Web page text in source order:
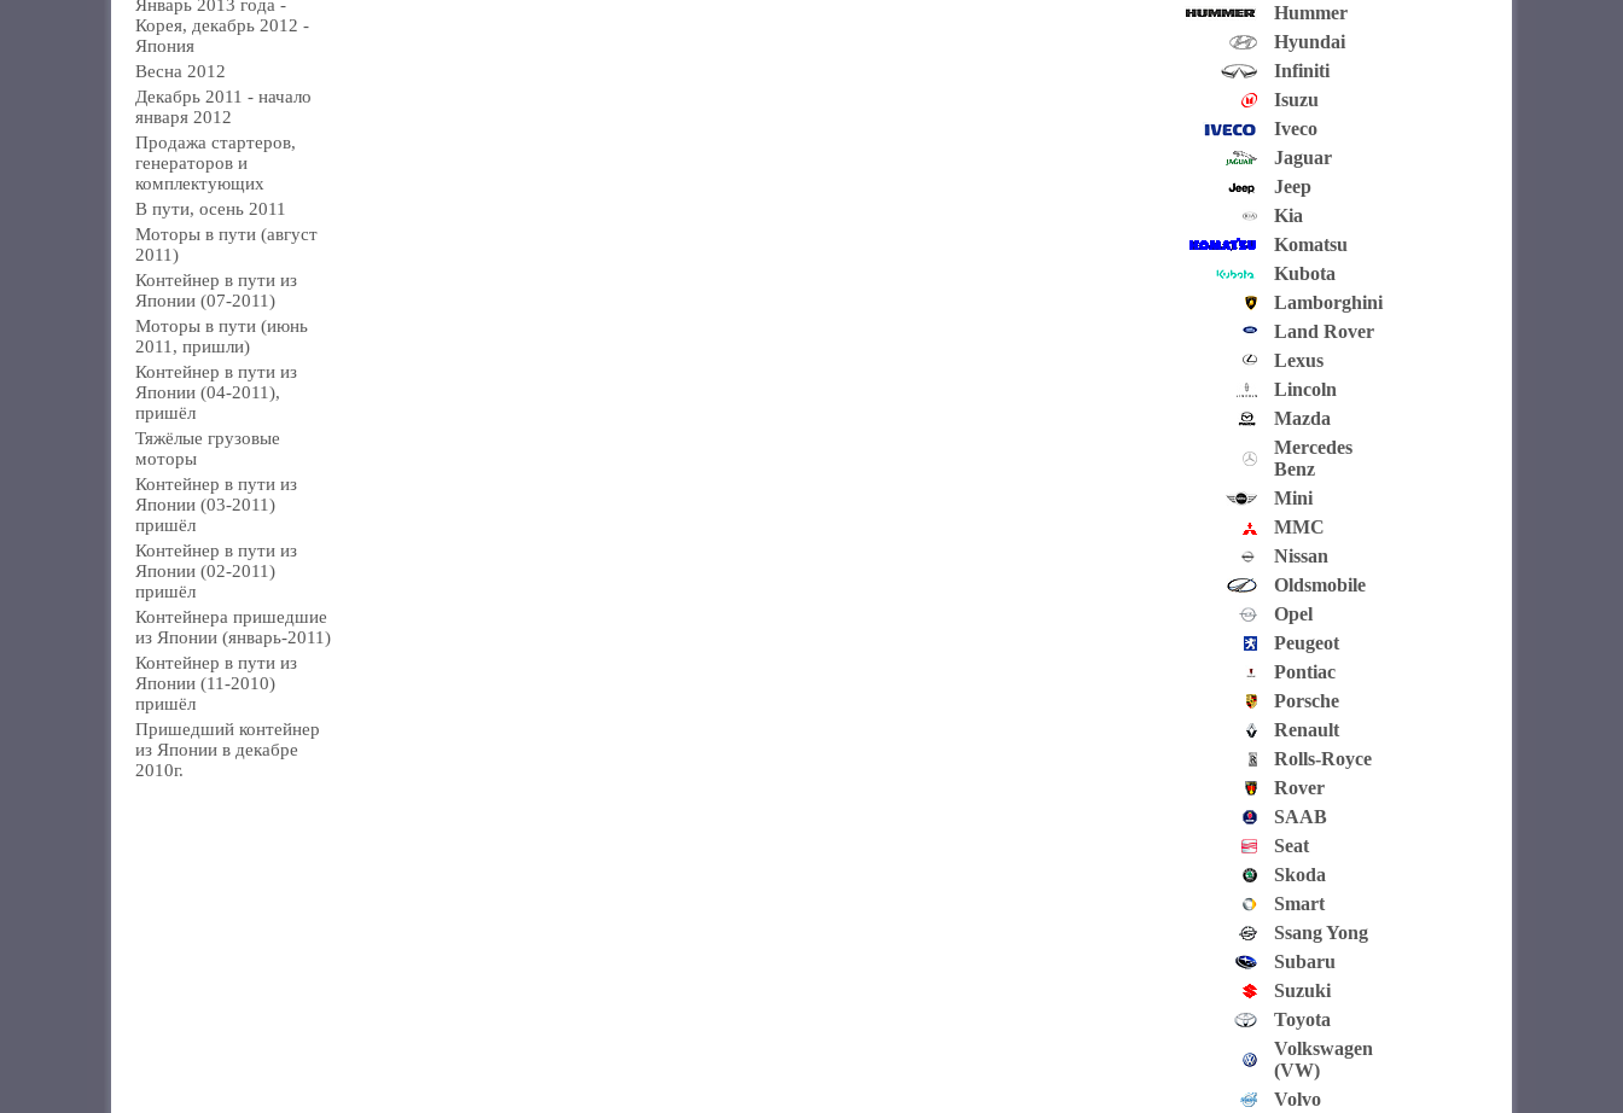
Январь 2013 года -
Корея, декабрь 2012 -
Япония
Весна 2012
Декабрь 2011 - начало
января 2012
Продажа стартеров,
генераторов и
комплектующих
В пути, осень 2011
Моторы в пути (август
2011)
Контейнер в пути из
Японии (07-2011)
Моторы в пути (июнь
2011, пришли)
Контейнер в пути из
Японии (04-2011),
пришёл
Тяжёлые грузовые
моторы
Контейнер в пути из
Японии (03-2011)
пришёл
Контейнер в пути из
Японии (02-2011)
пришёл
Контейнера пришедшие
из Японии (январь-2011)
Контейнер в пути из
Японии (11-2010)
пришёл
Пришедший контейнер
из Японии в декабре
2010г.
Hummer
Hyundai
Infiniti
Isuzu
Iveco
Jaguar
Jeep
Kia
Komatsu
Kubota
Lamborghini
Land Rover
Lexus
Lincoln
Mazda
Mercedes
Benz
Mini
MMC
Nissan
Oldsmobile
Opel
Peugeot
Pontiac
Porsche
Renault
Rolls-Royce
Rover
SAAB
Seat
Skoda
Smart
Ssang Yong
Subaru
Suzuki
Toyota
Volkswagen
(VW)
Volvo